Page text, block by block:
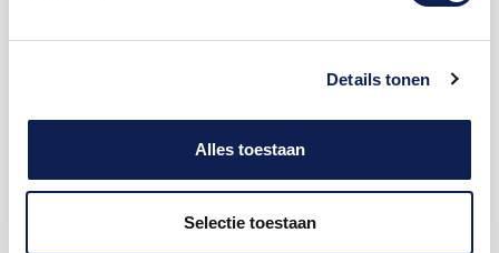
Details tonen
Alles toestaan
Selectie toestaan
een hoogte van 5 cm tot een hoogte van 80 cm, de
geschikt om buiten te gebruiken maar wel uitermate
1) Geef aan welke formaat je wenst te ontvangen, de